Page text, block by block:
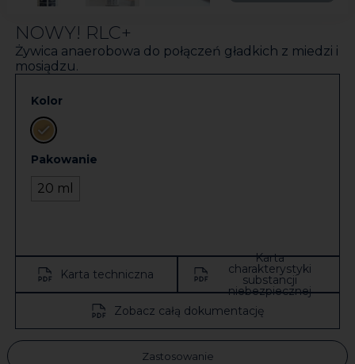
NOWY! RLC+
Żywica anaerobowa do połączeń gładkich z miedzi i
mosiądzu.
Kolor
Pakowanie
20 ml
Karta techniczna
Karta
charakterystyki
substancji
niebezpiecznej
Zobacz całą dokumentację
Zastosowanie